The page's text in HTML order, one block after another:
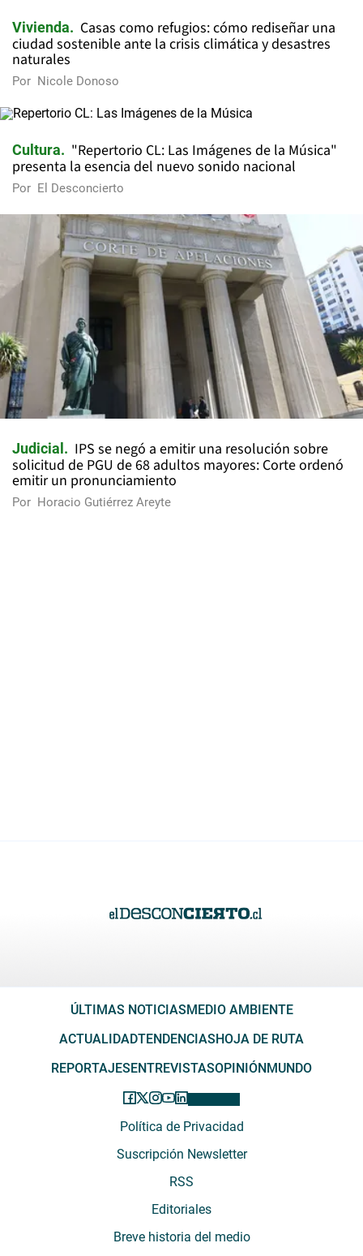
Vivienda
Casas como refugios: cómo rediseñar una
ciudad sostenible ante la crisis climática y desastres
naturales
Por Nicole Donoso
Cultura
"Repertorio CL: Las Imágenes de la Música"
presenta la esencia del nuevo sonido nacional
Por El Desconcierto
Judicial
IPS se negó a emitir una resolución sobre
solicitud de PGU de 68 adultos mayores: Corte ordenó
emitir un pronunciamiento
Por Horacio Gutiérrez Areyte
ÚLTIMAS NOTICIASMEDIO AMBIENTE
ACTUALIDADTENDENCIASHOJA DE RUTA
REPORTAJESENTREVISTASOPINIÓNMUNDO
Política de Privacidad
Suscripción Newsletter
RSS
Editoriales
Breve historia del medio